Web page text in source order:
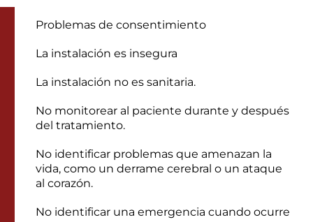
Problemas de consentimiento
La instalación es insegura
La instalación no es sanitaria.
No monitorear al paciente durante y después
del tratamiento.
No identificar problemas que amenazan la
vida, como un derrame cerebral o un ataque
al corazón.
No identificar una emergencia cuando ocurre